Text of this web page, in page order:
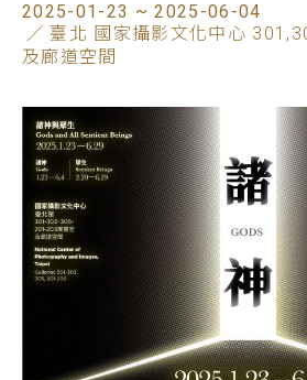
2025-01-23 ~ 2025-06-04
臺北 國家攝影文化中心
及廊道空間